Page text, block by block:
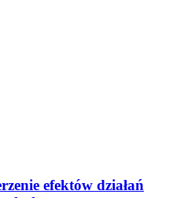
efektów działań